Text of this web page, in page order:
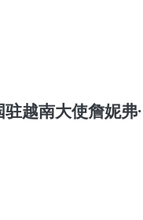
越南大使詹妮弗·